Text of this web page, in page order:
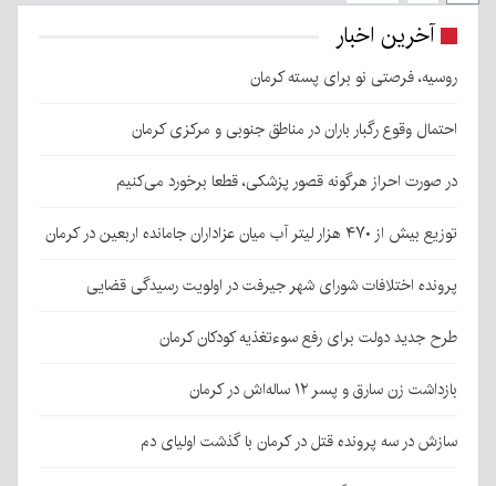
آخرین اخبار
روسیه، فرصتی نو برای پسته کرمان
احتمال وقوع رگبار باران در مناطق جنوبی و مرکزی کرمان
در صورت احراز هرگونه قصور پزشکی، قطعا برخورد می‌کنیم
توزیع بیش از ۴۷۰ هزار لیتر آب میان عزاداران جامانده اربعین در کرمان
پرونده اختلافات شورای شهر جیرفت در اولویت رسیدگی قضایی
طرح جدید دولت برای رفع سوءتغذیه کودکان کرمان
بازداشت زن سارق و پسر ۱۲ ساله‌اش در کرمان
سازش در سه پرونده قتل در کرمان با گذشت اولیای دم